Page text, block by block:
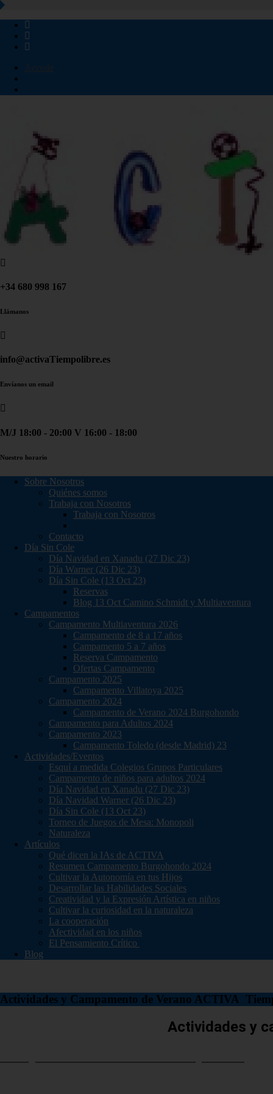
+34 680 998 167
Llámanos
info@activaTiempolibre.es
Envíanos un email
M/J 18:00 - 20:00 V 16:00 - 18:00
Nuestro horario
Sobre Nosotros
Quiénes somos
Trabaja con Nosotros
Trabaja con Nosotros
Contacto
Día Sin Cole
Día Navidad en Xanadu (27 Dic 23)
Día Warner (26 Dic 23)
Día Sin Cole (13 Oct 23)
Reservas
Blog 13 Oct Camino Schmidt y Multiaventura
Campamentos
Campamento Multiaventura 2026
Campamento de 8 a 17 años
Campamento 5 a 7 años
Reserva Campamento
Ofertas Campamento
Campamento 2025
Campamento Villatoya 2025
Campamento 2024
Campamento de Verano 2024 Burgohondo
Campamento para Adultos 2024
Campamento 2023
Campamento Toledo (desde Madrid) 23
Actividades/Eventos
Esquí a medida Colegios Grupos Particulares
Campamento de niños para adultos 2024
Día Navidad en Xanadu (27 Dic 23)
Día Navidad Warner (26 Dic 23)
Día Sin Cole (13 Oct 23)
Torneo de Juegos de Mesa: Monopoli
Naturaleza
Artículos
Qué dicen la IAs de ACTIVA
Resumen Campamento Burgohondo 2024
Cultivar la Autonomía en tus Hijos
Desarrollar las Habilidades Sociales
Creatividad y la Expresión Artística en niños
Cultivar la curiosidad en la naturaleza
La cooperación
Afectividad en los niños
El Pensamiento Crítico
Blog
Actividades y Campamento de Verano ACTIVA
Actividades y